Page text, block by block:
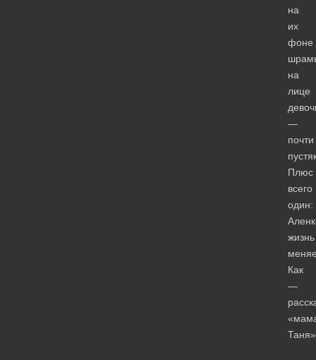
на
их
фоне
на
лице
—
почти
Плюс
всего
один:
жизнь
Как
—